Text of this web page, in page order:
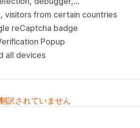
visitors from certain countries
reCaptcha badge
Popup
all devices
訳されていません